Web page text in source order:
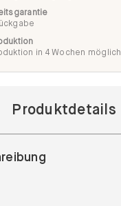
in 4 Wochen möglich
Produktdetails